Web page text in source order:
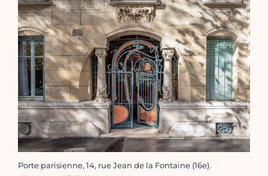
Porte parisienne, 14, rue Jean de la Fontaine (16e).